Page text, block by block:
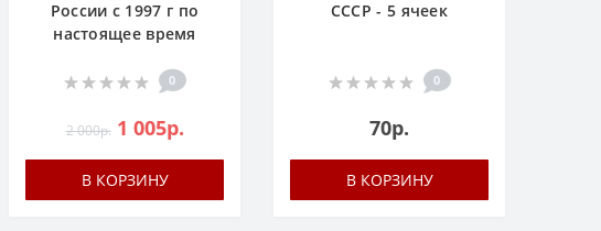
России с 1997 г по
настоящее время
0
2 000р. 1 005р.
В КОРЗИНУ
СССР - 5 ячеек
0
70р.
В КОРЗИНУ